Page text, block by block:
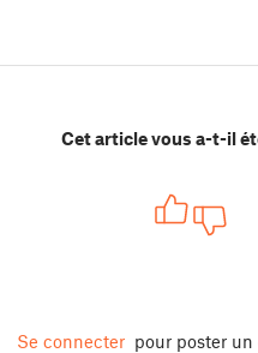
Cet article vous a-t-il
Se connecter pour poster